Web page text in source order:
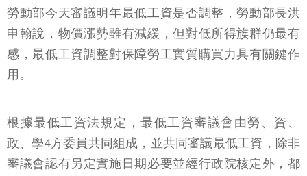
勞動部今天審議明年最低工資是否調整，勞動部長洪
申翰說，物價漲勢雖有減緩，但對低所得族群仍最有
感，最低工資調整對保障勞工實質購買力具有關鍵作
用。
根據最低工資法規定，最低工資審議會由勞、資、
政、學4方委員共同組成，並共同審議最低工資，除非
審議會認有另定實施日期必要並經行政院核定外，都